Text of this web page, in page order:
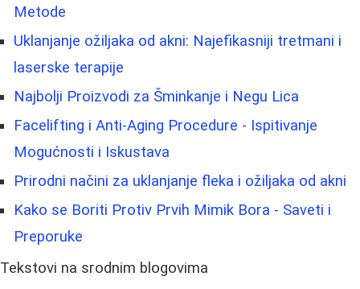
Metode
Uklanjanje ožiljaka od akni: Najefikasniji tretmani i
laserske terapije
Najbolji Proizvodi za Šminkanje i Negu Lica
Facelifting i Anti-Aging Procedure - Ispitivanje
Mogućnosti i Iskustava
Prirodni načini za uklanjanje fleka i ožiljaka od akni
Kako se Boriti Protiv Prvih Mimik Bora - Saveti i
Preporuke
Tekstovi na srodnim blogovima